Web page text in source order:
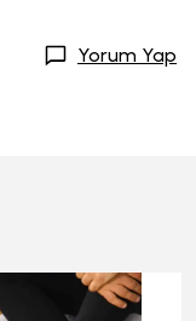
Yorum Yap